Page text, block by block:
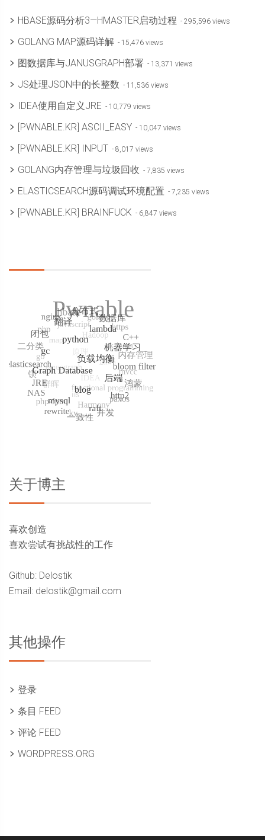
HBASE源码分析3—HMASTER启动过程 - 295,596 views
GOLANG MAP源码详解 - 15,476 views
图数据库与JANUSGRAPH部署 - 13,371 views
JS处理JSON中的长整数 - 11,536 views
IDEA使用自定义JRE - 10,779 views
[PWNABLE.KR] ASCII_EASY - 10,047 views
[PWNABLE.KR] INPUT - 8,017 views
GOLANG内存管理与垃圾回收 - 7,835 views
ELASTICSEARCH源码调试环境配置 - 7,235 views
[PWNABLE.KR] BRAINFUCK - 6,847 views
关于博主
喜欢创造
喜欢尝试有挑战性的工作
Github: Delostik
Email: delostik@gmail.com
其他操作
登录
条目 FEED
评论 FEED
WORDPRESS.ORG